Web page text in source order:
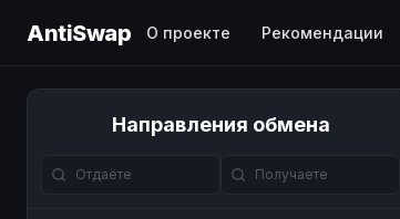
AntiSwap О проекте Рекомендации
Направления обмена